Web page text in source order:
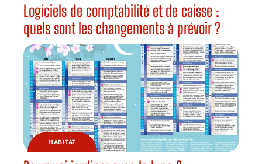
Logiciels de comptabilité et de caisse :
quels sont les changements à prévoir ?
HABITAT